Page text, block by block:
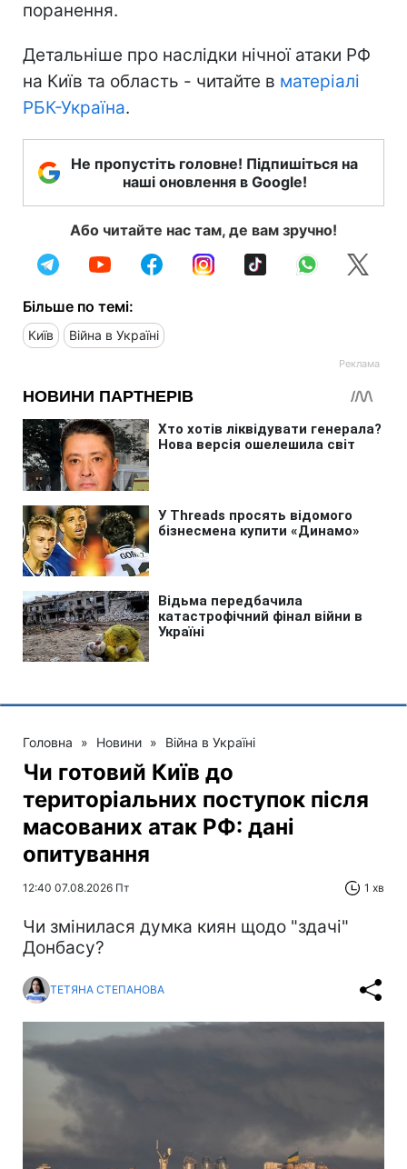
поранення.
Детальніше про наслідки нічної атаки РФ
на Київ та область - читайте в матеріалі
РБК-Україна.
Не пропустіть головне! Підпишіться на
наші оновлення в Google!
Або читайте нас там, де вам зручно!
Більше по темі:
Київ Війна в Україні
Головна » Новини » Війна в Україні
Чи готовий Київ до
територіальних поступок після
масованих атак РФ: дані
опитування
12:40 07.08.2026 Пт 1 хв
Чи змінилася думка киян щодо "здачі"
Донбасу?
ТЕТЯНА СТЕПАНОВА